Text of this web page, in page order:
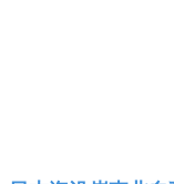
齋藤 成
松澤 伸
坂本 敏昭